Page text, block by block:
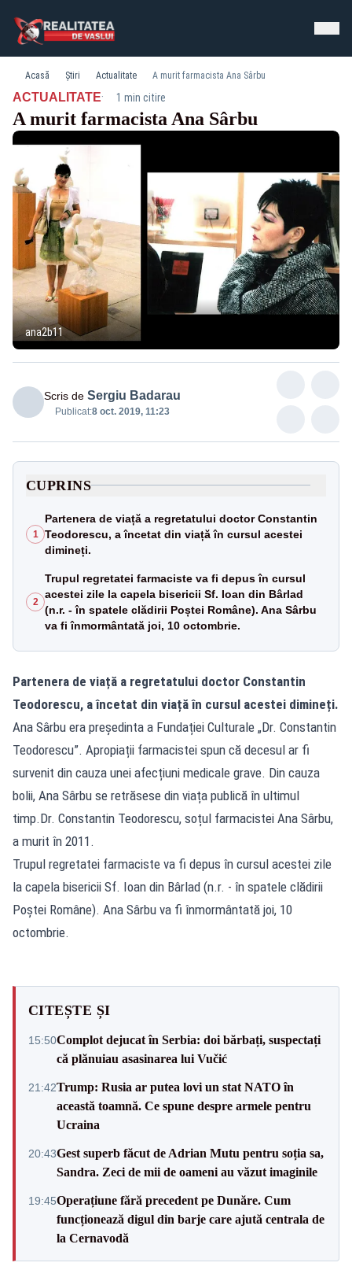
Acasă Știri Actualitate A murit farmacista Ana Sârbu
ACTUALITATE· 1 min citire
A murit farmacista Ana Sârbu
ana2b11
Scris de Sergiu Badarau
Publicat:8 oct. 2019, 11:23
CUPRINS
1
Partenera de viață a regretatului doctor Constantin
Teodorescu, a încetat din viață în cursul acestei
dimineți.
2
Trupul regretatei farmaciste va fi depus în cursul
acestei zile la capela bisericii Sf. Ioan din Bârlad
(n.r. - în spatele clădirii Poștei Române). Ana Sârbu
va fi înmormântată joi, 10 octombrie.
Partenera de viață a regretatului doctor Constantin
Teodorescu, a încetat din viață în cursul acestei dimineți.
Ana Sârbu era președinta a Fundației Culturale „Dr. Constantin
Teodorescu”. Apropiații farmacistei spun că decesul ar fi
survenit din cauza unei afecțiuni medicale grave. Din cauza
bolii, Ana Sârbu se retrăsese din viața publică în ultimul
timp.Dr. Constantin Teodorescu, soțul farmacistei Ana Sârbu,
a murit în 2011.
Trupul regretatei farmaciste va fi depus în cursul acestei zile
la capela bisericii Sf. Ioan din Bârlad (n.r. - în spatele clădirii
Poștei Române). Ana Sârbu va fi înmormântată joi, 10
octombrie.
CITEȘTE ȘI
15:50Complot dejucat în Serbia: doi bărbați, suspectați
că plănuiau asasinarea lui Vučić
21:42Trump: Rusia ar putea lovi un stat NATO în
această toamnă. Ce spune despre armele pentru
Ucraina
20:43Gest superb făcut de Adrian Mutu pentru soția sa,
Sandra. Zeci de mii de oameni au văzut imaginile
19:45Operațiune fără precedent pe Dunăre. Cum
funcționează digul din barje care ajută centrala de
la Cernavodă